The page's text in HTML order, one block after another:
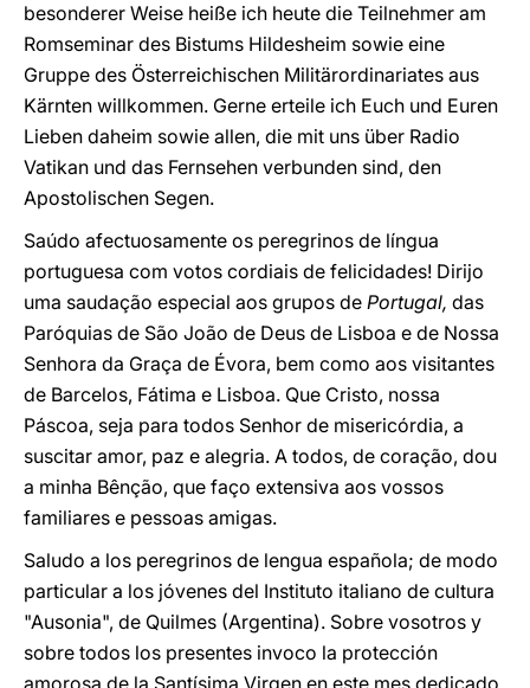
besonderer Weise heiße ich heute die Teilnehmer am
Romseminar des Bistums Hildesheim sowie eine
Gruppe des Österreichischen Militärordinariates aus
Kärnten willkommen. Gerne erteile ich Euch und Euren
Lieben daheim sowie allen, die mit uns über Radio
Vatikan und das Fernsehen verbunden sind, den
Apostolischen Segen.
Saúdo afectuosamente os peregrinos de língua
portuguesa com votos cordiais de felicidades! Dirijo
uma saudação especial aos grupos de Portugal, das
Paróquias de São João de Deus de Lisboa e de Nossa
Senhora da Graça de Évora, bem como aos visitantes
de Barcelos, Fátima e Lisboa. Que Cristo, nossa
Páscoa, seja para todos Senhor de misericórdia, a
suscitar amor, paz e alegria. A todos, de coração, dou
a minha Bênção, que faço extensiva aos vossos
familiares e pessoas amigas.
Saludo a los peregrinos de lengua española; de modo
particular a los jóvenes del Instituto italiano de cultura
"Ausonia", de Quilmes (Argentina). Sobre vosotros y
sobre todos los presentes invoco la protección
amorosa de la Santísima Virgen en este mes dedicado